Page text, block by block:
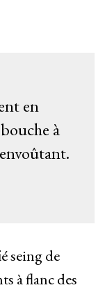
en
à
seing de
à flanc des